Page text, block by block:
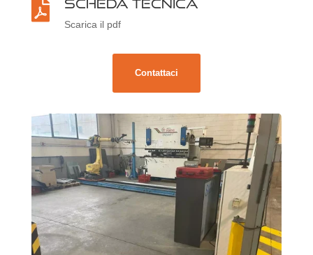
 Scheda tecnica
Scarica il pdf
Contattaci